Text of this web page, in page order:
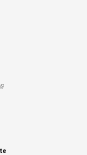
is external)